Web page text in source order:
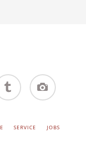
SERVICE
JOBS